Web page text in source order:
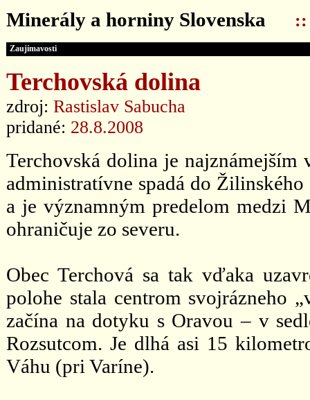
Minerály a horniny Slovenska ::
Zaujímavosti
Terchovská dolina
zdroj: Rastislav Sabucha
pridané: 28.8.2008
Terchovská dolina je najznámejším
administratívne spadá do
a je významným predelom medzi
ohraničuje zo severu.
Obec Terchová sa tak vďaka
polohe stala centrom svojrázneho
začína na dotyku s Oravou – v
Rozsutcom. Je dlhá asi 15
Váhu (pri Varíne).